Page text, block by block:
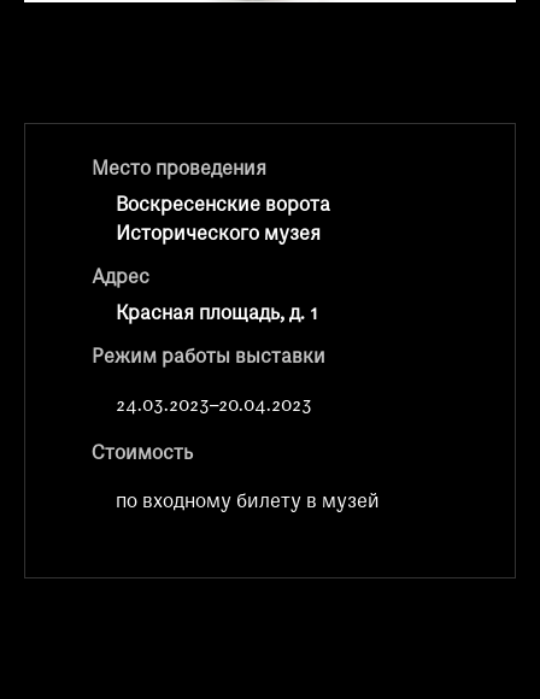
о качестве работы музея. Ваше
Пройти опрос
Место проведения
Воскресенские ворота
Исторического музея
Адрес
Красная площадь, д. 1
Режим работы выставки
24.03.2023–20.04.2023
Стоимость
по входному билету в музей